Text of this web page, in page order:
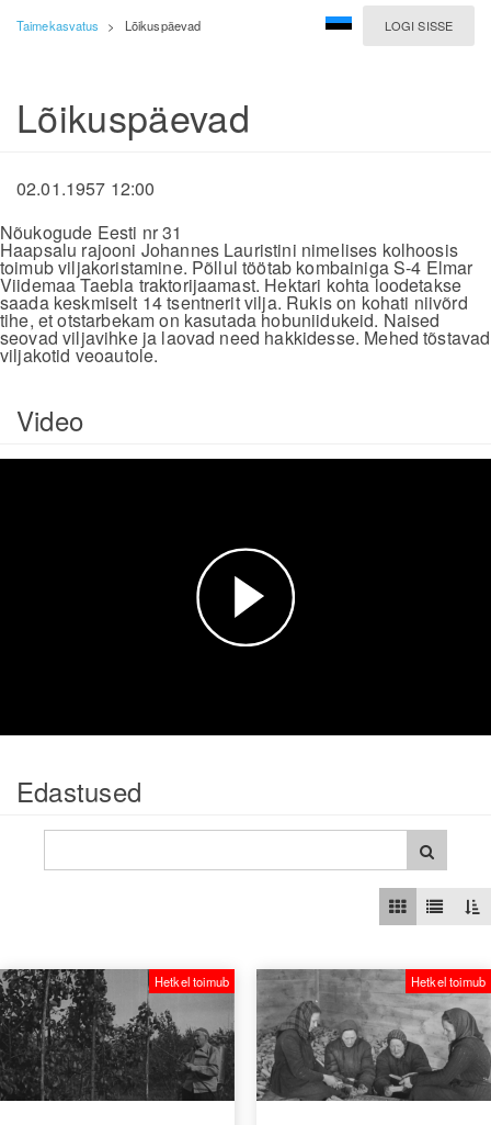
LOGI SISSE
Taimekasvatus > Lõikuspäevad
Lõikuspäevad
02.01.1957 12:00
Nõukogude Eesti nr 31
Haapsalu rajooni Johannes Lauristini nimelises kolhoosis
toimub viljakoristamine. Põllul töötab kombainiga S-4 Elmar
Viidemaa Taebla traktorijaamast. Hektari kohta loodetakse
saada keskmiselt 14 tsentnerit vilja. Rukis on kohati niivõrd
tihe, et otstarbekam on kasutada hobuniidukeid. Naised
seovad viljavihke ja laovad need hakkidesse. Mehed tõstavad
viljakotid veoautole.
Video
Esita
Edastused
Hetkel toimub Hetkel toimub